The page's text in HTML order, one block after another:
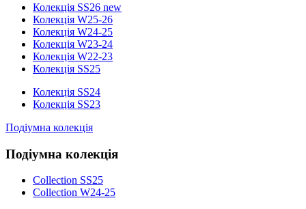
Колекція SS26 new
Колекція W25-26
Колекція W24-25
Колекція W23-24
Колекція W22-23
Колекція SS25
Колекція SS24
Колекція SS23
Подіумна колекція
Подіумна колекція
Collection SS25
Collection W24-25